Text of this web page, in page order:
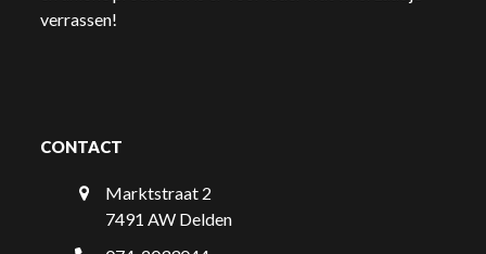
verrassen!
CONTACT
Marktstraat 2
7491 AW Delden